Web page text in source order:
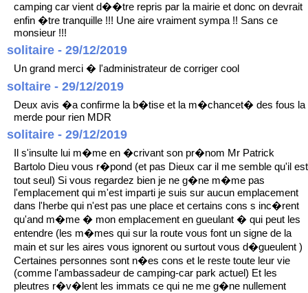
camping car vient d��tre repris par la mairie et donc on devrait
enfin �tre tranquille !!! Une aire vraiment sympa !! Sans ce
monsieur !!!
solitaire - 29/12/2019
Un grand merci � l'administrateur de corriger cool
soltaire - 29/12/2019
Deux avis �a confirme la b�tise et la m�chancet� des fous la
merde pour rien MDR
solitaire - 29/12/2019
Il s'insulte lui m�me en �crivant son pr�nom Mr Patrick
Bartolo Dieu vous r�pond (et pas Dieux car il me semble qu'il est
tout seul) Si vous regardez bien je ne g�ne m�me pas
l'emplacement qui m'est imparti je suis sur aucun emplacement
dans l'herbe qui n'est pas une place et certains cons s inc�rent
qu'and m�me � mon emplacement en gueulant � qui peut les
entendre (les m�mes qui sur la route vous font un signe de la
main et sur les aires vous ignorent ou surtout vous d�gueulent )
Certaines personnes sont n�es cons et le reste toute leur vie
(comme l'ambassadeur de camping-car park actuel) Et les
pleutres r�v�lent les immats ce qui ne me g�ne nullement